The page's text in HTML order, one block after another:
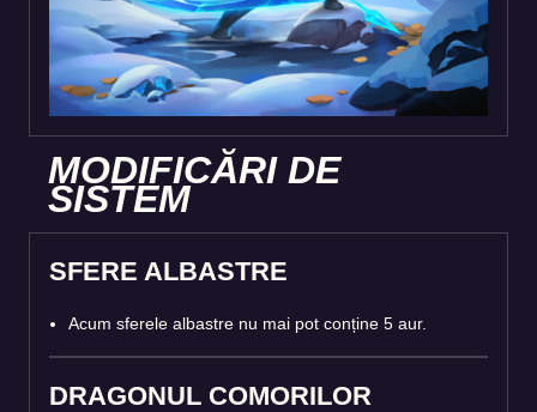
MODIFICĂRI DE
SISTEM
SFERE ALBASTRE
Acum sferele albastre nu mai pot conține 5 aur.
DRAGONUL COMORILOR